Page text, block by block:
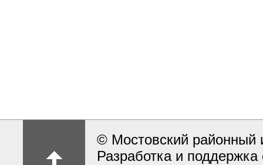
© Мостовский районный
Разработка и поддержка